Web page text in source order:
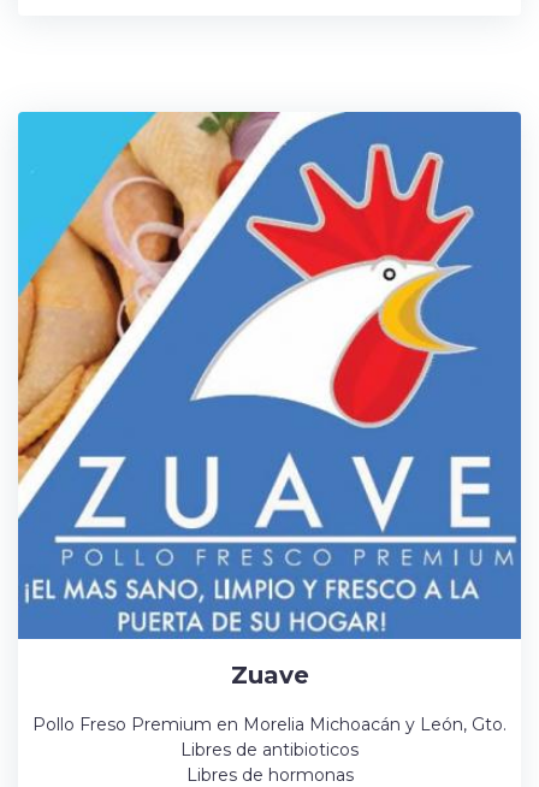
Zuave
Pollo Freso Premium en Morelia Michoacán y León, Gto.
Libres de antibioticos
Libres de hormonas